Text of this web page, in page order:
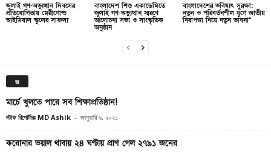
জুলাই গণ-অভ্যুত্থান দিবসের
প্রতিযোগিতায় মেরীগোল্ড
আইডিয়াল স্কুলের সাফল্য
বাংলাদেশ শিশু একাডেমিতে
জুলাই গণ-অভ্যুত্থান স্মরণে
আলোচনা সভা ও সাংস্কৃতিক
অনুষ্ঠান
বাংলাদেশের ভবিষ্যৎ সুরক্ষা:
নতুন ও পরিবর্তনশীল যুগে জাতীয়
নিরাপত্তা নিয়ে নতুন ভাবনা”
জ
মার্চে খুলতে পারে সব শিক্ষাপ্রতিষ্ঠান!
স্টাফ রিপোর্টারঃ MD Ashik - জানুয়ারি ৬, ২০২১
করোনার ভয়াল থাবায় ২৪ ঘণ্টায় প্রাণ গেল ২৭৯১ জনের